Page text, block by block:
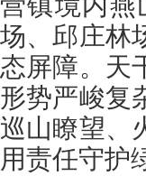
场、邱庄林
态屏障。天
形势严峻复
巡山瞭望、
用责任守护